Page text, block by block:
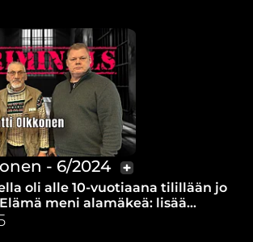
- 6/2024
oli alle 10-vuotiaana tilillään jo
meni alamäkeä: lisää
ja yli 20 karkureissua. Mikä